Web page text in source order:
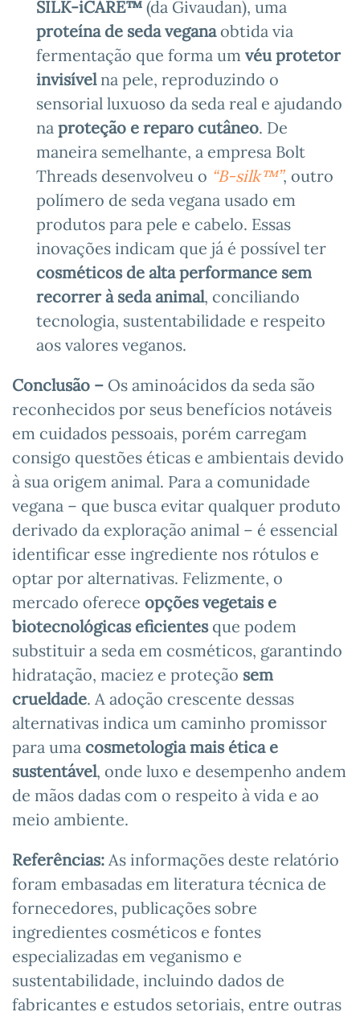
SILK-iCARE™ (da Givaudan), uma
proteína de seda veganaobtida via
fermentação que forma um véu protetor
invisívelna pele, reproduzindo o
sensorial luxuoso da seda real e ajudando
na proteção e reparo cutâneo. De
maneira semelhante, a empresa Bolt
Threads desenvolveu o “B-silk™”, outro
polímero de seda vegana usado em
produtos para pele e cabelo. Essas
inovações indicam que já é possível ter
cosméticos de alta performance sem
recorrer à seda animal, conciliando
tecnologia, sustentabilidade e respeito
aos valores veganos.
Conclusão – Os aminoácidos da seda são
reconhecidos por seus benefícios notáveis
em cuidados pessoais, porém carregam
consigo questões éticas e ambientais devido
à sua origem animal. Para a comunidade
vegana – que busca evitar qualquer produto
derivado da exploração animal – é essencial
identificar esse ingrediente nos rótulos e
optar por alternativas. Felizmente, o
mercado oferece opções vegetais e
biotecnológicas eficientesque podem
substituir a seda em cosméticos, garantindo
hidratação, maciez e proteção sem
crueldade. A adoção crescente dessas
alternativas indica um caminho promissor
para uma cosmetologia mais ética e
sustentável, onde luxo e desempenho andem
de mãos dadas com o respeito à vida e ao
meio ambiente.
Referências: As informações deste relatório
foram embasadas em literatura técnica de
fornecedores, publicações sobre
ingredientes cosméticos e fontes
especializadas em veganismo e
sustentabilidade, incluindo dados de
fabricantes e estudos setoriais, entre outras